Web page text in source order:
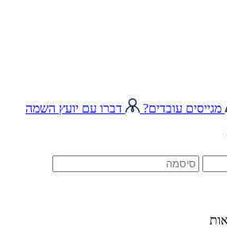
מגייסים עובדים?
דברו עם יועץ השמה